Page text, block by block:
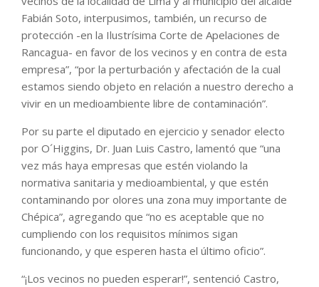
Fabián Soto, interpusimos, también, un recurso de
protección -en la Ilustrísima Corte de Apelaciones de
Rancagua- en favor de los vecinos y en contra de esta
empresa”, “por la perturbación y afectación de la cual
estamos siendo objeto en relación a nuestro derecho a
vivir en un medioambiente libre de contaminación”.
Por su parte el diputado en ejercicio y senador electo
por O´Higgins, Dr. Juan Luis Castro, lamentó que “una
vez más haya empresas que estén violando la
normativa sanitaria y medioambiental, y que estén
contaminando por olores una zona muy importante de
Chépica”, agregando que “no es aceptable que no
cumpliendo con los requisitos mínimos sigan
funcionando, y que esperen hasta el último oficio”.
“¡Los vecinos no pueden esperar!”, sentenció Castro,